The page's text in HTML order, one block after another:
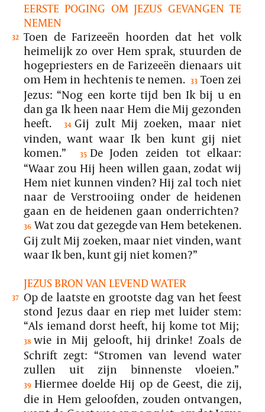
EERSTE POGING OM JEZUS GEVANGEN TE
NEMEN
32 Toen de Farizeeën hoorden dat het volk
heimelijk zo over Hem sprak, stuurden de
hogepriesters en de Farizeeën dienaars uit
om Hem in hechtenis te nemen. 33 Toen zei
Jezus: “Nog een korte tijd ben Ik bij u en
dan ga Ik heen naar Hem die Mij gezonden
heeft.
34 Gij zult Mij zoeken, maar niet
vinden, want waar Ik ben kunt gij niet
komen.”
35 De Joden zeiden tot elkaar:
“Waar zou Hij heen willen gaan, zodat wij
Hem niet kunnen vinden? Hij zal toch niet
naar de Verstrooiing onder de heidenen
gaan en de heidenen gaan onderrichten?
36 Wat zou dat gezegde van Hem betekenen.
Gij zult Mij zoeken, maar niet vinden, want
waar Ik ben, kunt gij niet komen?”
JEZUS BRON VAN LEVEND WATER
37 Op de laatste en grootste dag van het feest
stond Jezus daar en riep met luider stem:
“Als iemand dorst heeft, hij kome tot Mij;
38 wie in Mij gelooft, hij drinke! Zoals de
Schrift zegt: “Stromen van levend water
zullen uit zijn binnenste vloeien.”
39 Hiermee doelde Hij op de Geest, die zij,
die in Hem geloofden, zouden ontvangen,